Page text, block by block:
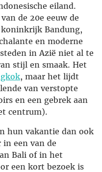
eiland.
de 20e eeuw de
Bandung,
en moderne
in Azië niet al te
stijl en smaak. Het
, maar het lijdt
van verstopte
en een gebrek aan
centrum).
hun vakantie dan ook
een van de
Bali of in het
een kort bezoek is